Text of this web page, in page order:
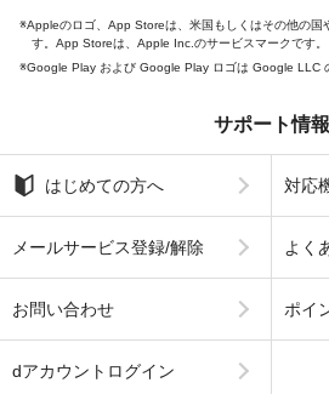
Appleのロゴ、App Storeは、米国もしくはその他の
す。App Storeは、Apple Inc.のサービスマークです。
Google Play および Google Play ロゴは Google LLC
サポート情報
はじめての方へ 対応
メールサービス登録/解除 よく
お問い合わせ ポイ
dアカウントログイン